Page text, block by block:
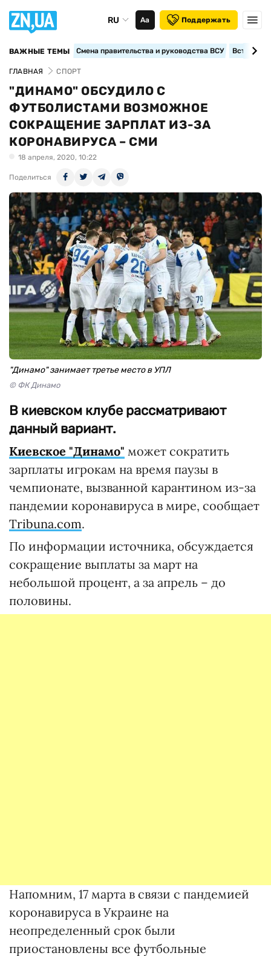
RU Аа Поддержать
ВАЖНЫЕ ТЕМЫ Смена правительства и руководства ВСУ
ГЛАВНАЯ СПОРТ
"ДИНАМО" ОБСУДИЛО С
ФУТБОЛИСТАМИ ВОЗМОЖНОЕ
СОКРАЩЕНИЕ ЗАРПЛАТ ИЗ-ЗА
КОРОНАВИРУСА – СМИ
18 апреля, 2020, 10:22
Поделиться
"Динамо" занимает третье место в УПЛ
© ФК Динамо
В киевском клубе рассматривают
данный вариант.
Киевское "Динамо" может сократить
зарплаты игрокам на время паузы в
чемпионате, вызванной карантином из-за
пандемии коронавируса в мире, сообщает
Tribuna.com.
По информации источника, обсуждается
сокращение выплаты за март на
небольшой процент, а за апрель – до
половины.
Напомним, 17 марта в связи с пандемией
коронавируса в Украине на
неопределенный срок были
приостановлены все футбольные